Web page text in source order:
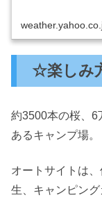
☆楽しみ
約3500本の桜、6
あるキャンプ場。
オートサイトは
生、キャンピング